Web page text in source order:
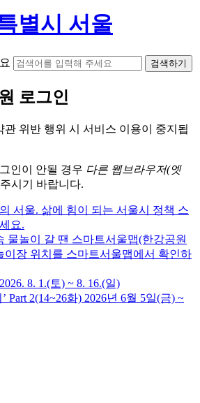
별시 서울
검색하기
로그인
관 위반 행위 시 서비스 이용이 중지됩
인이 안될 경우 다른 웹브라우저(엣
시기 바랍니다.